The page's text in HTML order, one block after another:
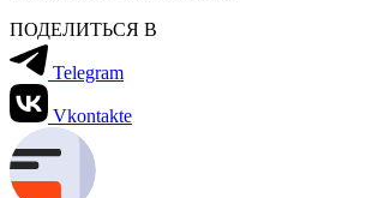
ПОДЕЛИТЬСЯ В
Telegram
Vkontakte